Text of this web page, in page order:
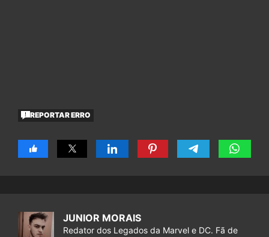
REPORTAR ERRO
JUNIOR MORAIS
Redator dos Legados da Marvel e DC. Fã de